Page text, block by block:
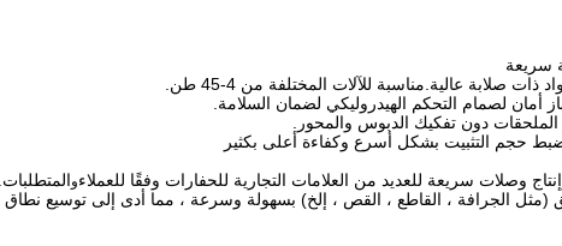
سريعة
ضبط حجم التثبيت بشكل أسرع وكفاءة أعلى بكثير
وصلات سريعة للعديد من العلامات التجارية للحفارات وفقًا للعملاءو
(مثل الجرافة ، القاطع ، القص ، إلخ) بسهولة وسرعة ، مما أدى إلى توسيع نطاق